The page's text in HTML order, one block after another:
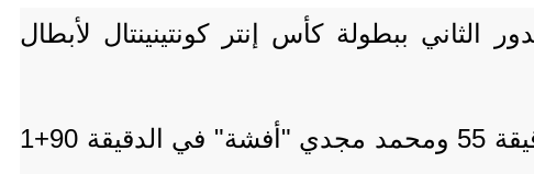
(3-0) مساء اليوم الثلاثاء في الدور الثاني ببطولة كأس إنتر كونتينينتال لأبطال
سجل للأهلي اللاعب الفلسطيني وسام أبو علي في الدقيقة 31 ثم إمام عاشور في الدقيقة 55 ومحمد مجدي "أفشة" في الدقيقة 90+1